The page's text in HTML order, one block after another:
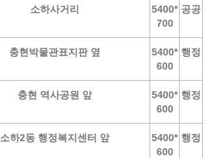
소하사거리
5400*
700
공공
충현박물관표지판 옆
5400*
600
행정
충현 역사공원 앞
5400*
600
행정
소하2동 행정복지센터 앞
5400*
600
행정